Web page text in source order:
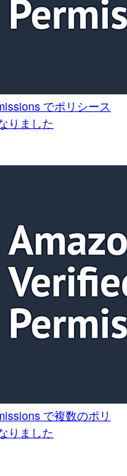
でポリシース
りました
で複数のポリ
りました